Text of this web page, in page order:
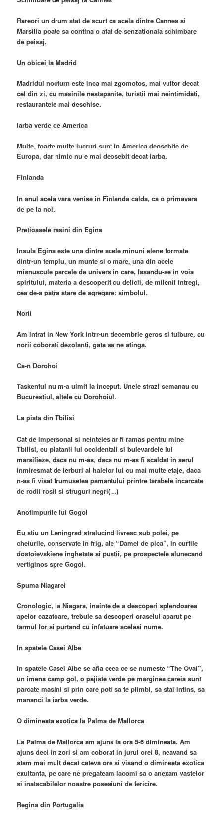
Rareori un drum atat de scurt ca acela dintre Cannes si
Marsilia poate sa contina o atat de senzationala schimbare
de peisaj.
Un obicei la Madrid
Madridul nocturn este inca mai zgomotos, mai vuitor decat
cel din zi, cu masinile nestapanite, turistii mai neintimidati,
restaurantele mai deschise.
Iarba verde de America
Multe, foarte multe lucruri sunt in America deosebite de
Europa, dar nimic nu e mai deosebit decat iarba.
Finlanda
In anul acela vara venise in Finlanda calda, ca o primavara
de pe la noi.
Pretioasele rasini din Egina
Insula Egina este una dintre acele minuni elene formate
dintr-un templu, un munte si o mare, una din acele
misnuscule parcele de univers in care, lasandu-se in voia
spiritului, materia a descoperit cu delicii, de milenii intregi,
cea de-a patra stare de agregare: simbolul.
Norii
Am intrat in New York intrr-un decembrie geros si tulbure, cu
norii coborati dezolanti, gata sa ne atinga.
Ca-n Dorohoi
Taskentul nu m-a uimit la inceput. Unele strazi semanau cu
Bucurestiul, altele cu Dorohoiul.
La piata din Tbilisi
Cat de impersonal si neinteles ar fi ramas pentru mine
Tbilisi, cu platanii lui occidentali si bulevardele lui
marsilieze, daca nu m-as, daca nu m-as fi scaldat in aerul
inmiresmat de ierburi al halelor lui cu mai multe etaje, daca
n-as fi visat frumusetea pamantului printre tarabele incarcate
de rodii rosii si struguri negri(…)
Anotimpurile lui Gogol
Eu stiu un Leningrad stralucind livresc sub polei, pe
cheiurile, conservate in frig, ale “Damei de pica”, in curtile
dostoievskiene inghetate si pustii, pe prospectele alunecand
vertiginos spre Gogol.
Spuma Niagarei
Cronologic, la Niagara, inainte de a descoperi splendoarea
apelor cazatoare, trebuie sa descoperi oraselul aparut pe
tarmul lor si purtand cu infatuare acelasi nume.
In spatele Casei Albe
In spatele Casei Albe se afla ceea ce se numeste “The Oval”,
un imens camp gol, o pajiste verde pe marginea careia sunt
parcate masini si prin care poti sa te plimbi, sa stai intins, sa
mananci la iarba verde.
O dimineata exotica la Palma de Mallorca
La Palma de Mallorca am ajuns la ora 5-6 dimineata. Am
ajuns deci in zori si am coborat in jurul orei 8, neavand sa
stam mai mult decat cateva ore si visand o dimineata exotica
exultanta, pe care ne pregateam lacomi sa o anexam vastelor
si inatacabilelor noastre posesiuni de fericire.
Regina din Portugalia